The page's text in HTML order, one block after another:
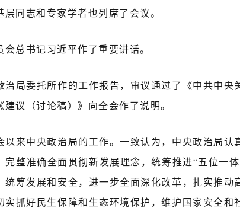
同志和专家学者也列席了会议。
总书记习近平作了重要讲话。
局委托所作的工作报告，审议通过了《中共中央
议（讨论稿）》向全会作了说明。
来中央政治局的工作。一致认为，中央政治局认
整准确全面贯彻新发展理念，统筹推进“五位一
统筹发展和安全，进一步全面深化改革，扎实推动
实抓好民生保障和生态环境保护，维护国家安全和